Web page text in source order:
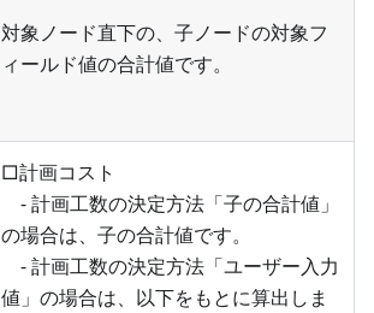
対象ノード直下の、子ノードの対象フ
ィールド値の合計値です。
□計画コスト
- 計画工数の決定方法「子の合計値」
の場合は、子の合計値です。
- 計画工数の決定方法「ユーザー入力
値」の場合は、以下をもとに算出しま